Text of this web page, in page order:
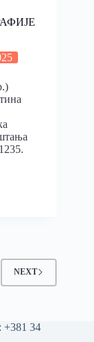
NEXT
+381 34